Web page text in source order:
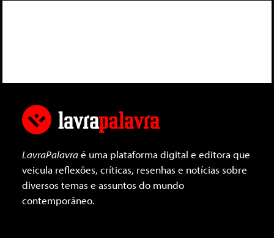
LavraPalavraé uma plataforma digital e editora que
veicula reflexões, críticas, resenhas e notícias sobre
diversos temas e assuntos do mundo
contemporâneo.